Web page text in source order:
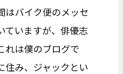
はバイク便のメッセ
ていますが、俳優志
れは僕のブログで
住み、ジャックとい